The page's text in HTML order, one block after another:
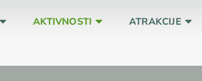
AKTIVNOSTI ATRAKCIJE